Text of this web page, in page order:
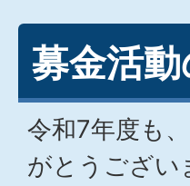
募金活
令和7年度も
がとうござい